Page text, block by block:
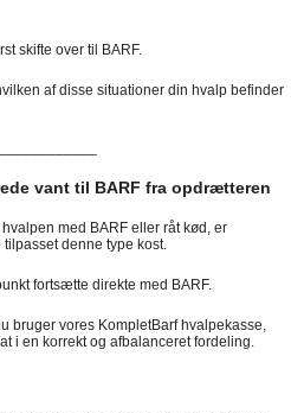
skifte over til BARF.
af disse situationer din hvalp befinder
vant til BARF fra opdrætteren
med BARF eller råt kød, er
denne type kost.
fortsætte direkte med BARF.
bruger vores KompletBarf hvalpekasse,
i en korrekt og afbalanceret fordeling.